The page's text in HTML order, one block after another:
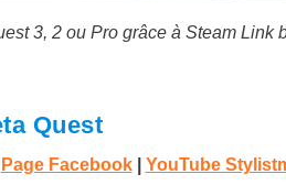
3, 2 ou Pro grâce à Steam Link
Quest
Page Facebook YouTube